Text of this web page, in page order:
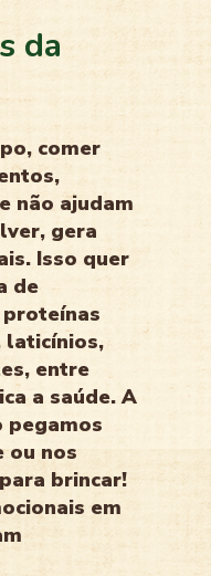
da
comer
não ajudam
gera
Isso quer
de
laticínios,
entre
a saúde. A
pegamos
ou nos
brincar!
em